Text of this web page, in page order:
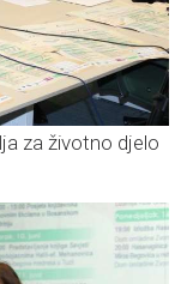
za životno djelo